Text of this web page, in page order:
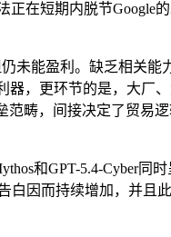
正在短期内脱节
能盈利。缺乏相关能
，更环节的是，大厂
畴，间接决定了贸易
和GPT-5.4-Cyber同
而持续增加，并且